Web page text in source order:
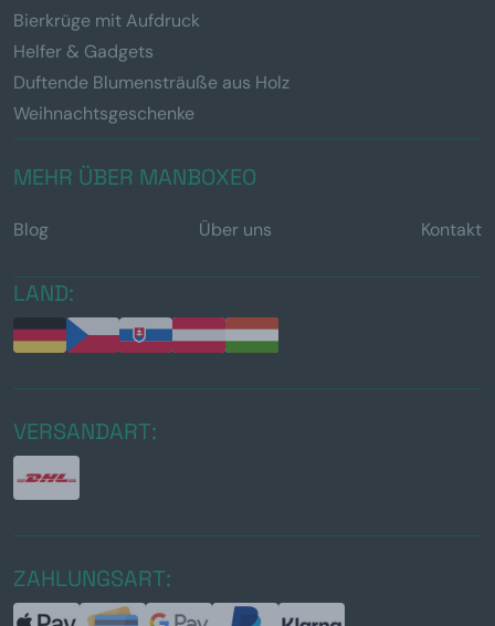
Bierkrüge mit Aufdruck
Helfer & Gadgets
Duftende Blumensträuße aus Holz
Weihnachtsgeschenke
MEHR ÜBER MANBOXEO
Blog Über uns Kontakt
LAND:
VERSANDART:
ZAHLUNGSART: